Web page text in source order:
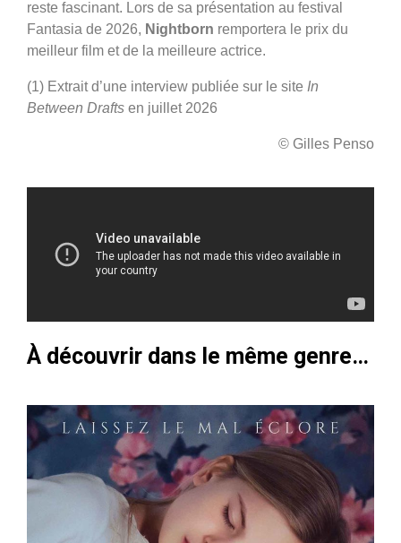
reste fascinant. Lors de sa présentation au festival
Fantasia de 2026, Nightborn remportera le prix du
meilleur film et de la meilleure actrice.
(1) Extrait d’une interview publiée sur le site In
Between Drafts en juillet 2026
© Gilles Penso
À découvrir dans le même genre…